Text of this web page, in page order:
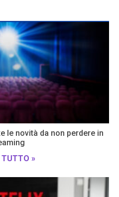
le novità da non perdere in
TUTTO »